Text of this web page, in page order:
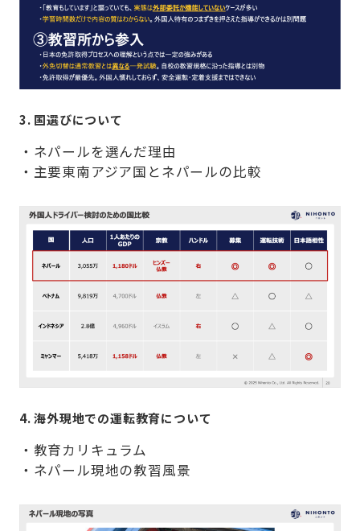
3. 国選びについて
・ネパールを選んだ理由
・主要東南アジア国とネパールの比較
4. 海外現地での運転教育について
・教育カリキュラム
・ネパール現地の教習風景